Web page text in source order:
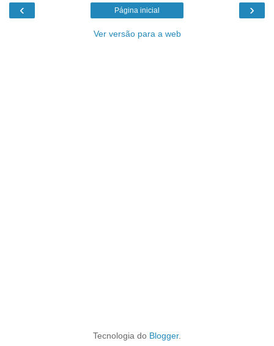
‹ ›
Página inicial
Ver versão para a web
Tecnologia do Blogger.